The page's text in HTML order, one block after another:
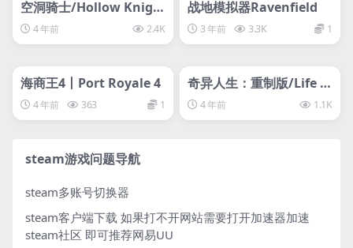
空洞骑士/Hollow Knigh
t 4 年前 2.4K
战地模拟器Ravenfield
3 年前 3.3K 1
svip专属
海商王4丨Port Royale 4
4 年前 363 1
svip专属
奇异人生：重制版/Life is
Strange Remastered
4 年前 1.1K
steam游戏问题导航
steam多账号切换器
steam客户端下载 如果打不开网站需要打开加速器加速
steam社区 即可推荐网易UU